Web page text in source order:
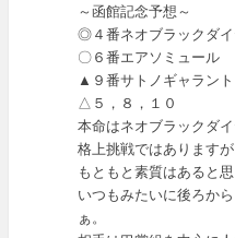
～函館記念予想～
◎４番ネオブラックダ
〇６番エアソミュール
▲９番サトノギャラント
△５，８，１０
本命はネオブラックダイ
格上挑戦ではあります
もともと素質はあると
いつもみたいに後ろか
ぁ。